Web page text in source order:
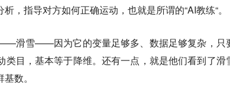
，指导对方如何正确运动，也就是所谓的“AI教练“。
滑雪——因为它的变量足够多、数据足够复杂，只
目，基本等于降维。 还有一点，就是他们看到了滑
数。